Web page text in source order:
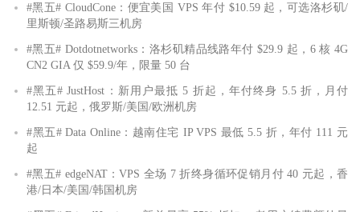
#黑五# CloudCone：便宜美国 VPS 年付 $10.59 起，可选洛杉矶/
里斯顿/圣路易斯三机房
#黑五# Dotdotnetworks：洛杉矶精品线路年付 $29.9 起，6 核 4G
CN2 GIA 仅 $59.9/年，限量 50 台
#黑五# JustHost：新用户最抵 5 折起，年付终身 5.5 折，月付
12.51 元起，俄罗斯/美国/欧洲机房
#黑五# Data Online：越南住宅 IP VPS 最低 5.5 折，年付 111 元
起
#黑五# edgeNAT：VPS 全场 7 折终身循环促销月付 40 元起，香
港/日本/美国/韩国机房